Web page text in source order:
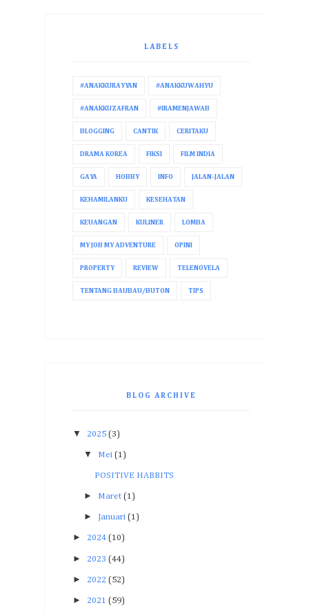
LABELS
#ANAKKURAYYAN #ANAKKUWAHYU
#ANAKKUZAFRAN #IRAMENJAWAB
BLOGGING CANTIK CERITAKU
DRAMA KOREA FIKSI FILM INDIA
GAYA HOBBY INFO JALAN-JALAN
KEHAMILANKU KESEHATAN
KEUANGAN KULINER LOMBA
MY JOB MY ADVENTURE OPINI
PROPERTY REVIEW TELENOVELA
TENTANG BAUBAU/BUTON TIPS
BLOG ARCHIVE
▼ 2025 (3)
▼ Mei (1)
POSITIVE HABBITS
► Maret (1)
► Januari (1)
► 2024 (10)
► 2023 (44)
► 2022 (52)
► 2021 (59)